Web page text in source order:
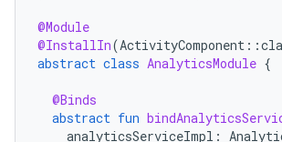
@Module
@InstallIn(ActivityComponent ::
abstract class AnalyticsModule {
@Binds
abstract fun
analyticsServiceImpl :